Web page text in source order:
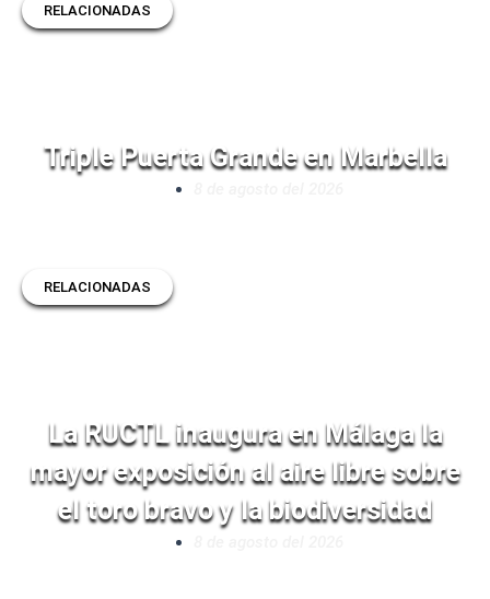
RELACIONADAS
Triple Puerta Grande en Marbella
RELACIONADAS
La RUCTL inaugura en Málaga la
mayor exposición al aire libre sobre
el toro bravo y la biodiversidad